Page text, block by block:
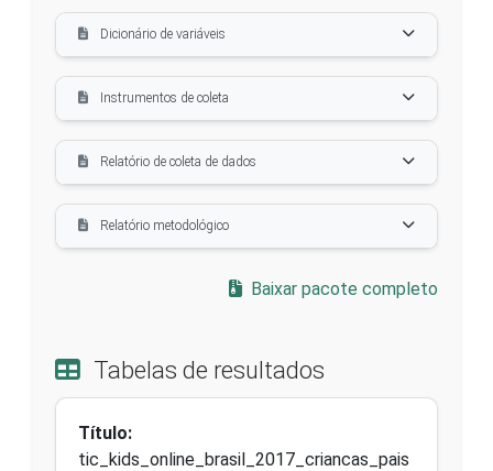
Dicionário de variáveis
Instrumentos de coleta
Relatório de coleta de dados
Relatório metodológico
Baixar pacote completo
Tabelas de resultados
Título:
tic_kids_online_brasil_2017_criancas_pais